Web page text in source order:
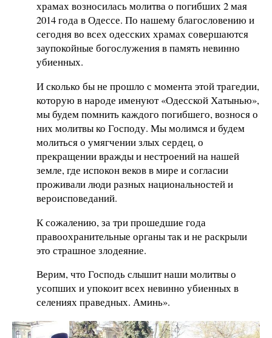
храмах возносилась молитва о погибших 2 мая
2014 года в Одессе. По нашему благословению и
сегодня во всех одесских храмах совершаются
заупокойные богослужения в память невинно
убиенных.
И сколько бы не прошло с момента этой трагедии,
которую в народе именуют «Одесской Хатынью»,
мы будем помнить каждого погибшего, вознося о
них молитвы ко Господу. Мы молимся и будем
молиться о умягчении злых сердец, о
прекращении вражды и нестроений на нашей
земле, где испокон веков в мире и согласии
проживали люди разных национальностей и
вероисповеданий.
К сожалению, за три прошедшие года
правоохранительные органы так и не раскрыли
это страшное злодеяние.
Верим, что Господь слышит наши молитвы о
усопших и упокоит всех невинно убиенных в
селениях праведных. Аминь».